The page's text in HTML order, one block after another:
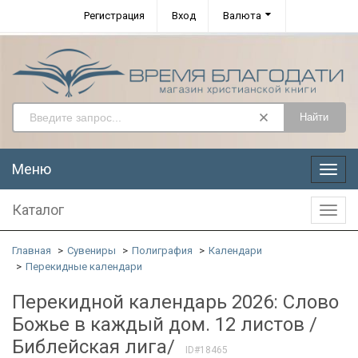
Регистрация Вход Валюта
Найти
Меню
Меню
Каталог
Главная Сувениры Полиграфия
Календари
Перекидные календари
Перекидной календарь 2026: Слово
Божье в каждый дом. 12 листов /
Библейская лига/
ID#18465